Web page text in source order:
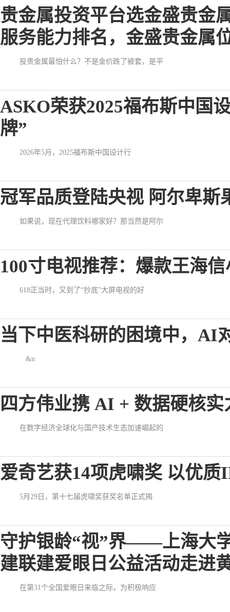
贵金属投资平台选金盛贵金
服务能力排名，金盛贵金属
投贵金属最怕什么？不是金价跌了被套，是平
ASKO荣获2025福布斯中国
牌”
2026年5月，2025福布斯中国设计行
冠军品质登陆央视 阿尔卑斯
如果说，现在代理饮料哪家好？那当然是阿尔
100寸电视推荐：爆款王海
618正当时，又到了“抄底”大屏电视的好
当下中医科研的困境中，AI
&n
四方伟业携 AI + 数据硬核
在数字经济全球化与国产技术生态加速崛起的
爱奇艺获14项虎啸奖 以优
5月29日，第十七届虎啸奖获奖名单正式揭
守护银龄“视”界——上海大
建联建爱眼日公益活动走进
在第31个全国爱眼日来临之际，为积极响应